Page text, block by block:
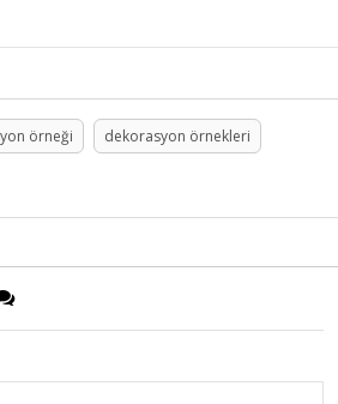
örneği dekorasyon örnekleri